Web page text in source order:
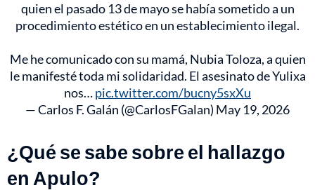
quien el pasado 13 de mayo se había sometido a un
procedimiento estético en un establecimiento ilegal.
Me he comunicado con su mamá, Nubia Toloza, a quien
le manifesté toda mi solidaridad. El asesinato de Yulixa
nos…pic.twitter.com/bucny5sxXu
— Carlos F. Galán (@CarlosFGalan) May 19, 2026
¿Qué se sabe sobre el hallazgo
en Apulo?